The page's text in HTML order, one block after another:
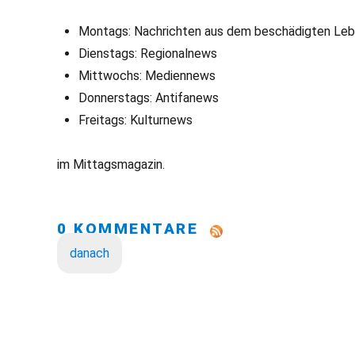
Montags: Nachrichten aus dem beschädigten
Dienstags: Regionalnews
Mittwochs: Mediennews
Donnerstags: Antifanews
Freitags: Kulturnews
im Mittagsmagazin.
0 KOMMENTARE
danach